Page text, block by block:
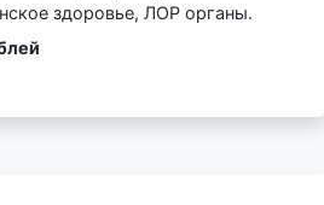
здоровье, ЛОР органы.